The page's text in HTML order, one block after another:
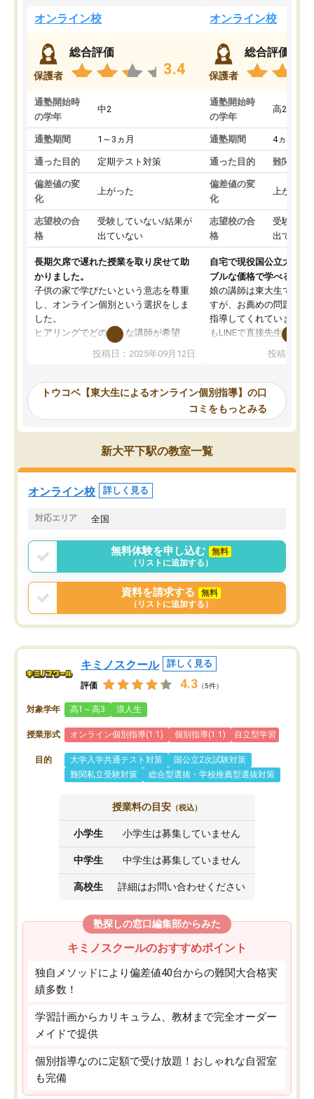
オンライン校
保護者
総合評価
3.4
通塾開始時
の学年
中2
通塾期間 1～3ヵ月
通った目的 定期テスト対策
偏差値の変
化
上がった
志望校の合
格
受験していない/結果が
出ていない
長期欠席で遅れた授業を取り戻せて助
かりました。
子供の家で学びたいという意志を尊重
し、オンライン個別という選択をしま
した。
ヒアリングでどのような講師が希望
か、オプションは付帯するかなど選ぶ
事が出来ました。
ーティングを行い、その講師で良いか
見てから講師を決定する事ができま
す。
うちの子は、初回面談の講師の方で決
オンラインツールを使用した単語帳の
共有があり宿題もそちらで出される形
でした。
言う事で講師変更の申し出があり、あ
まりに短期での変更だった為、塾に通
う事にして退会しました。遅れも取り
戻せ、授業内容や講師の方は良かった
と思います。
投稿日：2025年09月12日
オンライン校
保護者
総合評価
通塾開始時
の学年
高2
通塾期間 4ヵ月～1
通った目的 難関私立
偏差値の変
化
上がった
志望校の合
格
受験して
出ていな
自宅で現役国公立大学生
ブルな価格で学べる
娘の講師は東大生では無
すが、お薦めの問題集や
指導してくれています。
もLINEで直接先生に質問
めれるので、個人に合
いなのがあり(有料)、受
ことをどんなスケジュー
くか相談したのですが、
ち期待したものではなく
内容でした。それでも明
やる気も出ましたし、苦
くなってきたようなので
投稿日：
トウコベ【東大生によるオンライン個別指導】の口
コミをもっとみる
新大平下駅の教室一覧
オンライン校 詳しく見る
対応エリア 全国
無料体験を申し込む
無料
（リストに追加する）
資料を請求する
無料
（リストに追加する）
キミノスクール 詳しく見る
評価 4.3 （5件）
対象学年 高1～高3 浪人生
授業形式 オンライン個別指導(1:1) 個別指導(1:1) 自立型学習
目的 大学入学共通テスト対策
国公立2次試験対策
難関私立受験対策
総合型選抜・学校推薦型選抜対策
授業料の目安 （税込）
小学生 小学生は募集していません
中学生 中学生は募集していません
高校生 詳細はお問い合わせください
塾探しの窓口編集部からみた
キミノスクールのおすすめポイント
独自メソッドにより偏差値40台からの難関大合格実
績多数！
学習計画からカリキュラム、教材まで完全オーダー
メイドで提供
個別指導なのに定額で受け放題！おしゃれな自習室
も完備